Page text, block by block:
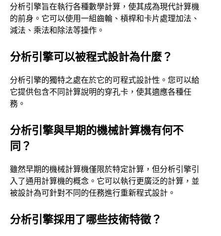
分析引擎旨在執行各種數學計算，使其成為現代計算機
的前身。它可以使用一組齒輪、槓桿和卡片處理加法、
減法、乘法和除法等操作。
分析引擎可以被程式設計為什麼？
分析引擎的獨特之處在於它的可程式設計性。您可以給
它提供包含不同計算說明的穿孔卡，使其適應各種任
務。
分析引擎與早期的機械計算機有何不
同？
雖然早期的機械計算機僅限於特定計算，但分析引擎引
入了通用計算機的概念。它可以執行更廣泛的計算，並
被設計為可針對不同的任務進行重新程式設計。
分析引擎採用了哪些技術特徵？